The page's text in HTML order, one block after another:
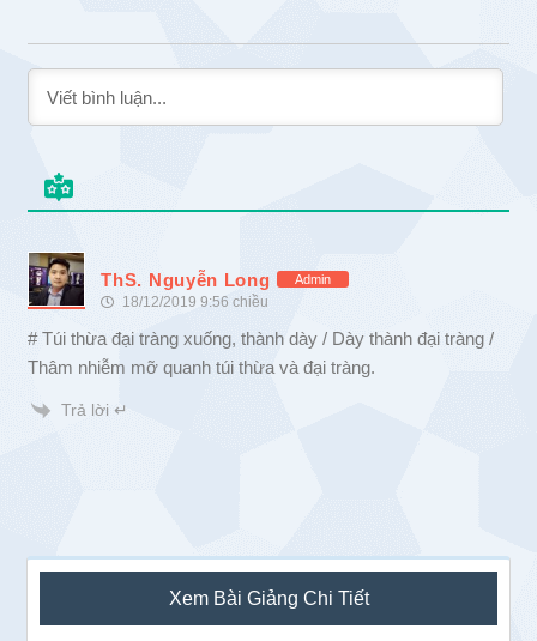
ThS. Nguyễn Long Admin
18/12/2019 9:56 chiều
# Túi thừa đại tràng xuống, thành dày / Dày thành đại tràng /
Thâm nhiễm mỡ quanh túi thừa và đại tràng.
Trả lời ↵
Sidebar
chính
Xem Bài Giảng Chi Tiết